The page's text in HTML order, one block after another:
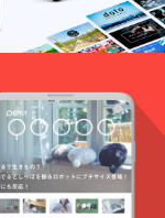
ますようお
願いいたし
絡をいただ
き次第、再
配送のお手
続きをいた
します。